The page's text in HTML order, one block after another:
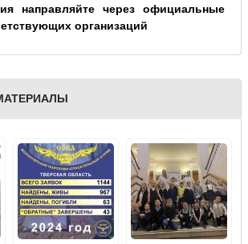
направляйте через официальные
организаций